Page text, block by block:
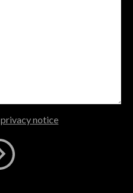
privacy notice